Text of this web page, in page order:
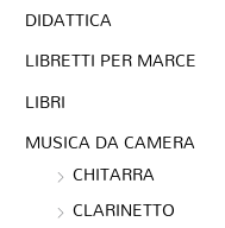
DIDATTICA
LIBRETTI PER MARCE
LIBRI
MUSICA DA CAMERA
CHITARRA
CLARINETTO